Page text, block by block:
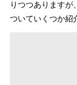
りつつありますが
ついていくつか紹